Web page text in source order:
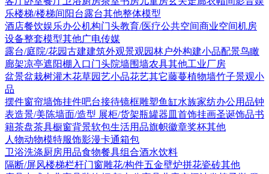
乐楼梯/楼梯间 阳台露台其他整体模型
酒店餐饮娱乐办公机构门头教育/医疗公共空间商业空间机房
设备整套模型其他广电传媒
露台/庭院/花园古建建筑外观景观园林户外构建小品配景鸟瞰
廊架凉亭遮阳棚 入口门头院墙围墙农具其他工业厂房
盆景盆栽树灌木花草园艺小品花艺其它藤蔓植物墙竹子景观小
品
摆件窗帘墙饰挂件吧台接待镜框雕塑鱼缸水族家纺办公用品钟
表造景/美陈墙面/造型 展柜/货架瓶罐器皿 首饰挂画圣诞饰品书
籍茶盘茶具橱窗背景软包生活用品旗帜徽章奖杯其他
人物动物模特服饰影漫卡通箱包
卫浴洗涤厨房用品食物餐具组合酒水饮料
隔断/屏风楼梯栏杆门窗雕花/构件五金壁炉拼花瓷砖其他